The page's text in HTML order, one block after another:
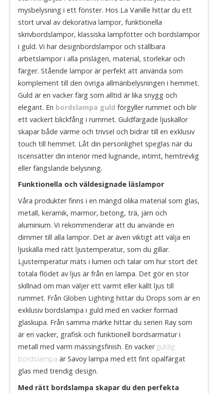
mysbelysning i ett fönster. Hos La Vanille hittar du ett
stort urval av dekorativa lampor, funktionella
skrivbordslampor, klassiska lampfötter och bordslampor
i guld. Vi har designbordslampor och ställbara
arbetslampor i alla prislägen, material, storlekar och
färger. Stående lampor är perfekt att använda som
komplement till den övriga allmänbelysningen i hemmet.
Guld är en vacker färg som alltid är lika snygg och
elegant. En bordslampa guld förgyller rummet och blir
ett vackert blickfång i rummet. Guldfärgade ljuskällor
skapar både värme och trivsel och bidrar till en exklusiv
touch till hemmet. Låt din personlighet speglas när du
iscensätter din interiör med lugnande, intimt, hemtrevlig
eller fängslande belysning.
Funktionella och väldesignade läslampor
Våra produkter finns i en mängd olika material som glas,
metall, keramik, marmor, betong, trä, järn och
aluminium. Vi rekommenderar att du använde en
dimmer till alla lampor. Det är även viktigt att välja en
ljuskälla med rätt ljustemperatur, som du gillar.
Ljustemperatur mäts i lumen och talar om hur stort det
totala flödet av ljus är från en lampa. Det gör en stor
skillnad om man väljer ett varmt eller kallt ljus till
rummet. Från Globen Lighting hittar du Drops som är en
exklusiv bordslampa i guld med en vacker formad
glaskupa. Från samma märke hittar du serien Ray som
är en vacker, grafisk och funktionell bordsarmatur i
metall med varm mässingsfinish. En vacker guldig
bordslampa är Savoy lampa med ett fint opalfärgat
glas med trendig design.
Med rätt bordslampa skapar du den perfekta